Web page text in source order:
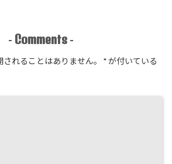
- Comments -
れることはありません。 *が付いている